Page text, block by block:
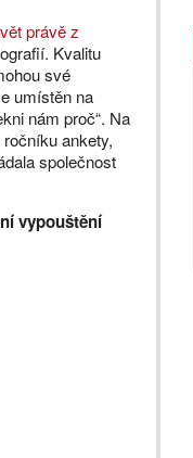
právě z
Kvalitu
své
umístěn na
nám proč“. Na
ankety,
společnost
vypouštění